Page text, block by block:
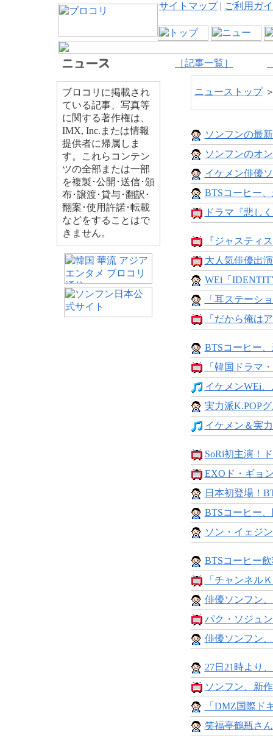
サイトマップ| ご利用ガ
［記事一覧］
ブロコリに掲載され
ている記事、写真等
に関する著作権は、
IMX, Inc.または情報
提供者に帰属しま
す。これらコンテン
ツの全部または一部
を複製･公開･送信･頒
布･譲渡･貸与･翻訳･
翻案･使用許諾･転載
などをすることはで
きません。
ニューストップ
ソンフンの最
ソンフンのオ
イケメン俳優
BTSコーヒー
ドラマ『悲し
『ジャスティ
大人気俳優出
WEi「
「耳ステーシ
「だから俺は
BTSコーヒー
「韓国ドラマ
イケメンWEi
実力派K.POP
イケメン＆実
SoRi初主演！
EXOド・ギョ
日本初登場！
BTSコーヒー
ソン・イェジ
BTSコーヒー
「チャンネル
俳優ソンフン
パク・ソジュ
俳優ソンフン
27日21時より
ソンフン、新
「DMZ国際ド
笑福亭鶴瓶さ